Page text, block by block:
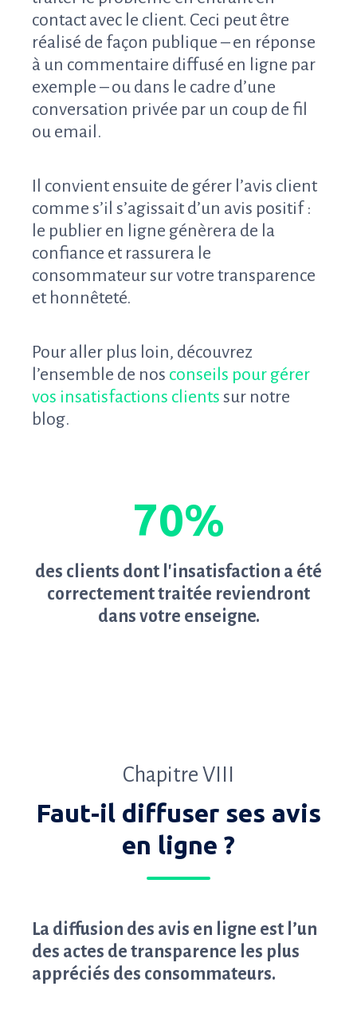
contact avec le client. Ceci peut être
réalisé de façon publique – en réponse
à un commentaire diffusé en ligne par
exemple – ou dans le cadre d’une
conversation privée par un coup de fil
ou email.
Il convient ensuite de gérer l’avis client
comme s’il s’agissait d’un avis positif :
le publier en ligne génèrera de la
confiance et rassurera le
consommateur sur votre transparence
et honnêteté.
Pour aller plus loin, découvrez
l’ensemble de nos conseils pour gérer
vos insatisfactions clients sur notre
blog.
70%
des clients dont l'insatisfaction a été
correctement traitée reviendront
dans votre enseigne.
Chapitre VIII
Faut-il diffuser ses avis
en ligne ?
La diffusion des avis en ligne est l’un
des actes de transparence les plus
appréciés des consommateurs.